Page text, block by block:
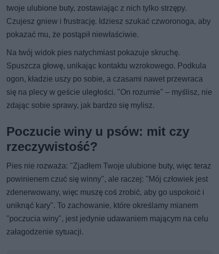
twoje ulubione buty, zostawiając z nich tylko strzępy.
Czujesz gniew i frustrację. Idziesz szukać czworonoga, aby
pokazać mu, że postąpił niewłaściwie.
Na twój widok pies natychmiast pokazuje skruchę.
Spuszcza głowę, unikając kontaktu wzrokowego. Podkula
ogon, kładzie uszy po sobie, a czasami nawet przewraca
się na plecy w geście uległości. "On rozumie" – myślisz, nie
zdając sobie sprawy, jak bardzo się mylisz.
Poczucie winy u psów: mit czy
rzeczywistość?
Pies nie rozważa: "Zjadłem Twoje ulubione buty, więc teraz
powinienem czuć się winny", ale raczej: "Mój człowiek jest
zdenerwowany, więc muszę coś zrobić, aby go uspokoić i
uniknąć kary". To zachowanie, które określamy mianem
"poczucia winy", jest jedynie udawaniem mającym na celu
załagodzenie sytuacji.